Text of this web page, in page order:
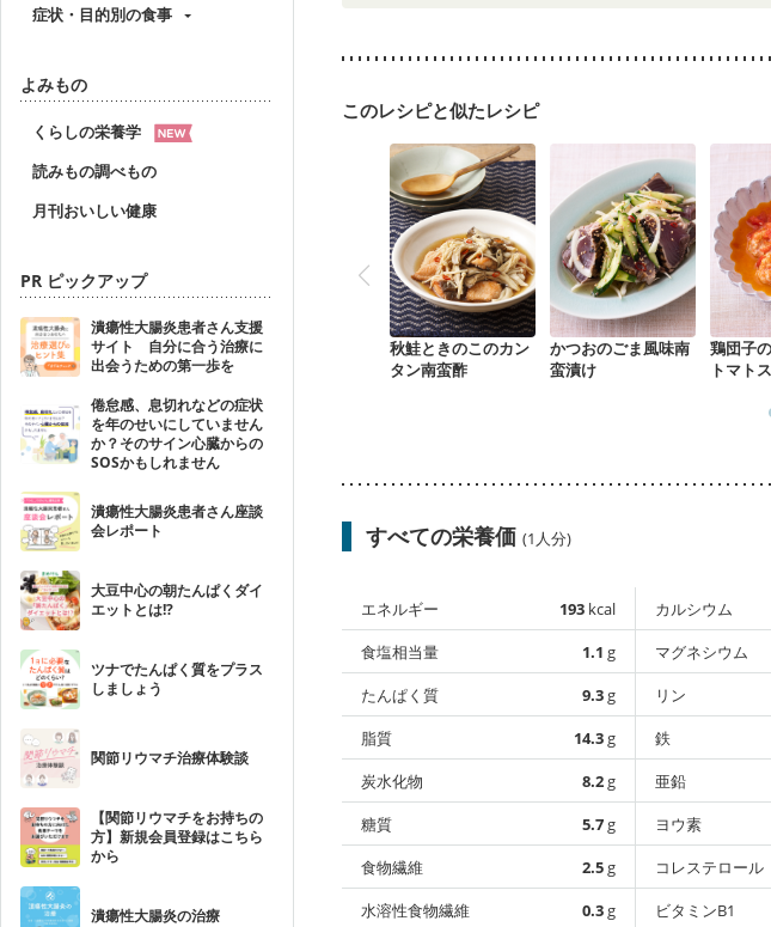
症状・目的別の食事
よみもの
くらしの栄養学
読みもの調べもの
月刊おいしい健康
PR ピックアップ
潰瘍性大腸炎患者さん支援
サイト 自分に合う治療に
出会うための第一歩を
倦怠感、息切れなどの症状
を年のせいにしていません
か？そのサイン心臓からの
SOSかもしれません
潰瘍性大腸炎患者さん座談
会レポート
大豆中心の朝たんぱくダイ
エットとは!?
ツナでたんぱく質をプラス
しましょう
関節リウマチ治療体験談
【関節リウマチをお持ちの
方】新規会員登録はこちら
から
潰瘍性大腸炎の治療
このレシピと似たレシピ
秋鮭ときのこのカン
タン南蛮酢
かつおのごま風味南
蛮漬け
鶏団子
トマト
すべての栄養価 (1人分)
エネルギー 193 kcal
食塩相当量
1.1 g
たんぱく質
9.3g
脂質
14.3g
炭水化物
8.2g
糖質
5.7g
食物繊維
2.5g
水溶性食物繊維
0.3g
カルシウム
マグネシウム
リン
鉄
亜鉛
ヨウ素
コレステロール
ビタミンB1